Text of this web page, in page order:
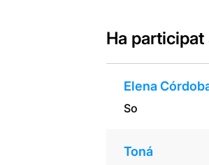
Ha participat
Elena
So
Toná